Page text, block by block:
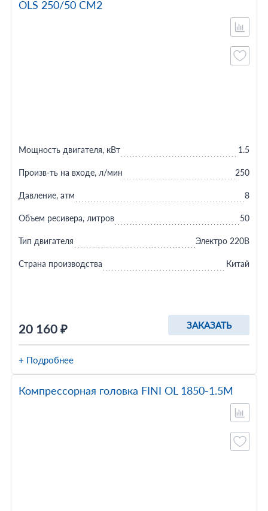
OLS 250/50 CM2
20 160 ₽ ЗАКАЗАТЬ
Мощность двигателя, кВт 1.5
Произв-ть на входе, л/мин 250
Давление, атм 8
Объем ресивера, литров 50
Тип двигателя Электро 220В
Страна производства Китай
+ Подробнее
Компрессорная головка FINI OL 1850-1.5M